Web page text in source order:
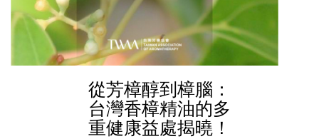
從芳樟醇到樟腦：
台灣香樟精油的多
重健康益處揭曉！